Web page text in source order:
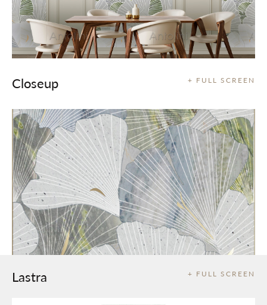
+ FULL SCREEN
Closeup
+ FULL SCREEN
Lastra